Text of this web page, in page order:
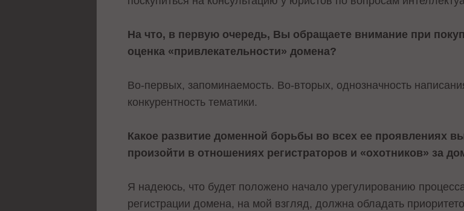
На что, в первую очередь, Вы обращаете внимание при
оценка «привлекательности» домена?
Во-первых, запоминаемость. Во-вторых, однозначность
конкурентность тематики.
Какое развитие доменной борьбы во всех ее проявлениях
произойти в отношениях регистраторов и «охотников» за
Я надеюсь, что будет положено начало урегулированию
регистрации домена, на мой взгляд, должна обладать